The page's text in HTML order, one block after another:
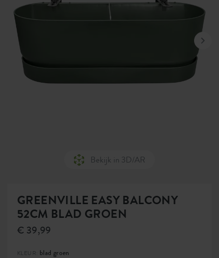
GREENVILLE EASY BALCONY
52CM BLAD GROEN
€ 39,99
KLEUR: blad groen
Bekijk in 3D/AR